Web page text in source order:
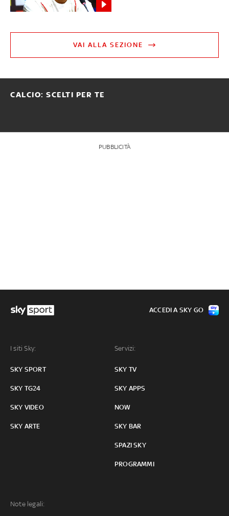
VAI ALLA SEZIONE
CALCIO: SCELTI PER TE
PUBBLICITÀ
I siti Sky:
SKY SPORT
SKY TG24
SKY VIDEO
SKY ARTE
Servizi:
SKY TV
SKY APPS
NOW
SKY BAR
SPAZI SKY
PROGRAMMI
Note legali:
ACCEDI A SKY GO